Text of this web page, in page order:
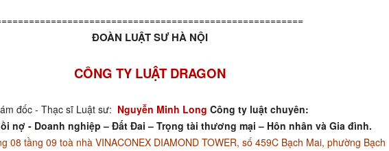
ĐOÀN LUẬT SƯ HÀ NỘI
CÔNG TY LUẬT DRAGON
đốc - Thạc sĩ Luật sư: Nguyễn Minh Long Công ty luật chuyên:
nợ - Doanh nghiệp – Đất Đai – Trọng tài thương mại – Hôn nhân và Gia đình.
08 tầng 09 toà nhà VINACONEX DIAMOND TOWER, số 459C Bạch Mai, phường Bạch